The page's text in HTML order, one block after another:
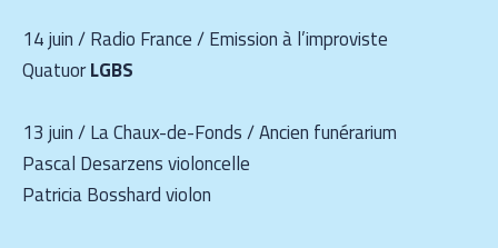
14 juin / Radio France / Emission à l’improviste
QuatuorLGBS
13 juin / La Chaux-de-Fonds / Ancien funérarium
Pascal Desarzens violoncelle
Patricia Bosshard violon